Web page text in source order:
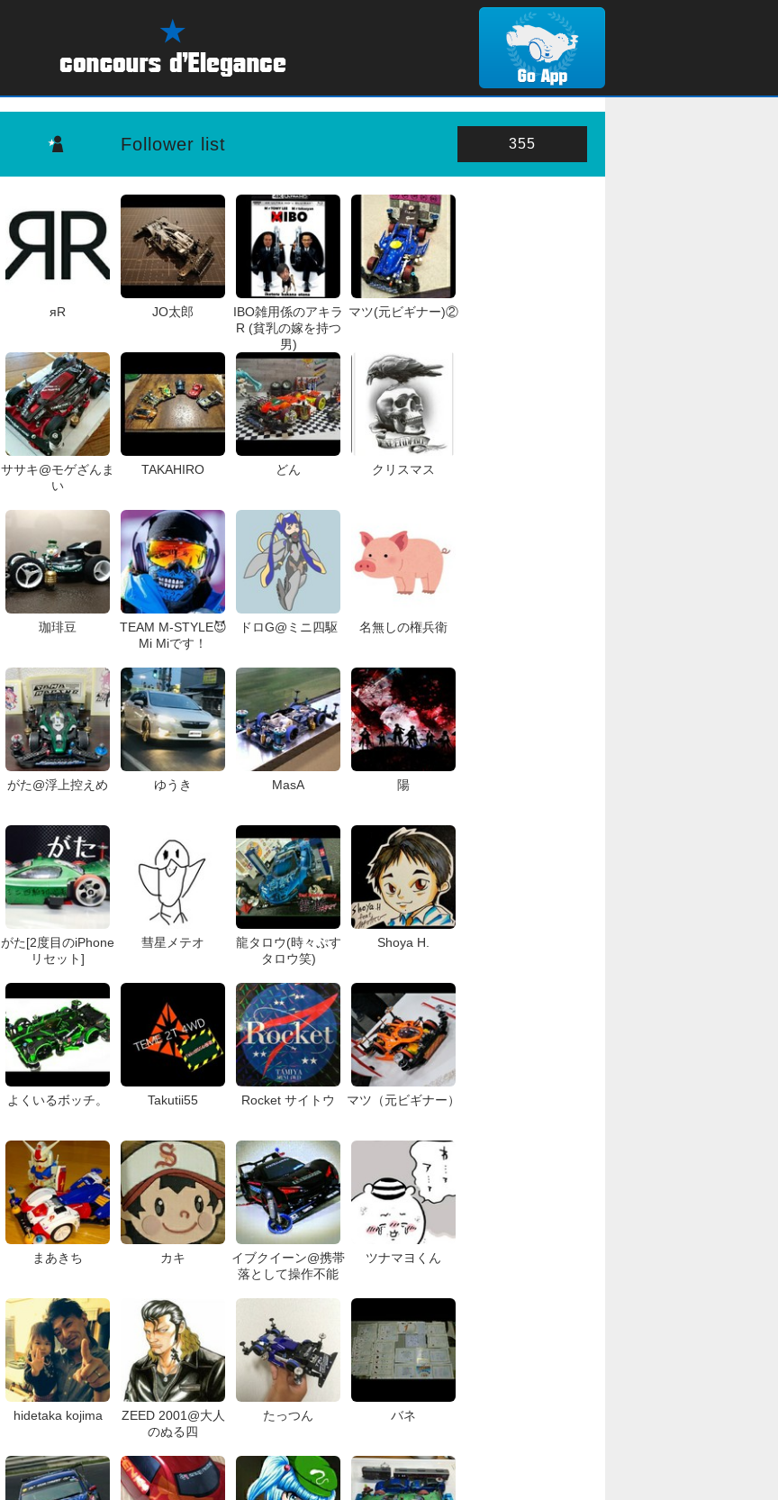
Follower list 355
яR JO太郎
IBO雑用係のアキラ
R (貧乳の嫁を持つ
男)
マツ(元ビギナー)②
ササキ@モゲざんま
い
TAKAHIRO どん クリスマス
珈琲豆
TEAM M-STYLE😈
Mi Miです！
ドロG@ミニ四駆 名無しの権兵衛
がた@浮上控えめ ゆうき MasA 陽
がた[2度目のiPhone
リセット]
彗星メテオ
龍タロウ(時々ぷす
タロウ笑)
Shoya H.
よくいるボッチ。 Takutii55 Rocket サイトウ マツ（元ビギナー）
まあきち カキ
イブクイーン@携帯
落として操作不能
ツナマヨくん
hidetaka kojima
ZEED 2001@大人
のぬる四
たっつん バネ